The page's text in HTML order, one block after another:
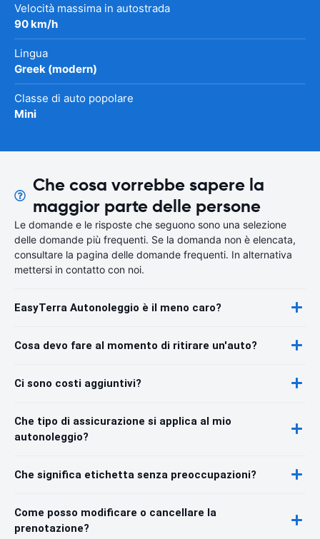
Velocità massima in autostrada
90 km/h
Lingua
Greek (modern)
Classe di auto popolare
Mini
Che cosa vorrebbe sapere la
maggior parte delle persone
Le domande e le risposte che seguono sono una selezione
delle domande più frequenti. Se la domanda non è elencata,
consultare la pagina delle domande frequenti. In alternativa
mettersi in contatto con noi.
EasyTerra Autonoleggio è il meno caro?
Cosa devo fare al momento di ritirare un'auto?
Ci sono costi aggiuntivi?
Che tipo di assicurazione si applica al mio
autonoleggio?
Che significa etichetta senza preoccupazioni?
Come posso modificare o cancellare la
prenotazione?